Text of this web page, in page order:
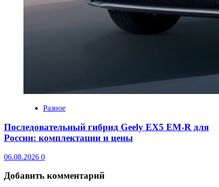
Разное
Последовательный гибрид Geely EX5 EM-R для
России: комплектации и цены
06.08.2026 0
Добавить комментарий